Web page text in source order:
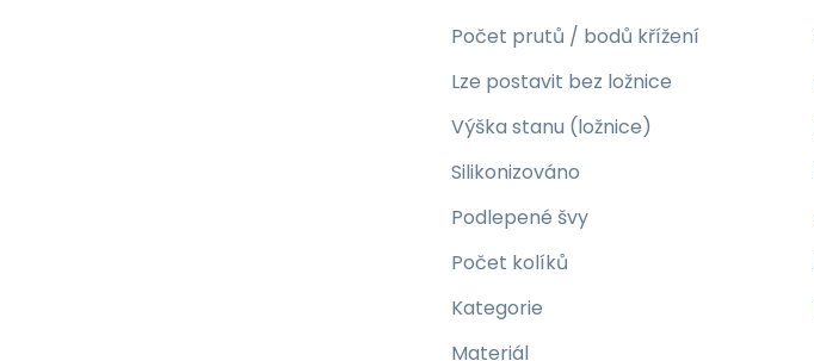
Počet prutů / bodů křížení
Lze postavit bez ložnice
Výška stanu (ložnice)
Silikonizováno
Podlepené švy
Počet kolíků
Kategorie
Materiál